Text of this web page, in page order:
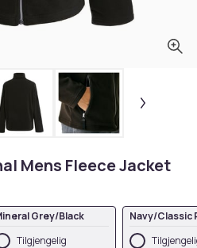
Mens Fleece Jacket
Grey/Black
Tilgjengelig
Navy/Classic